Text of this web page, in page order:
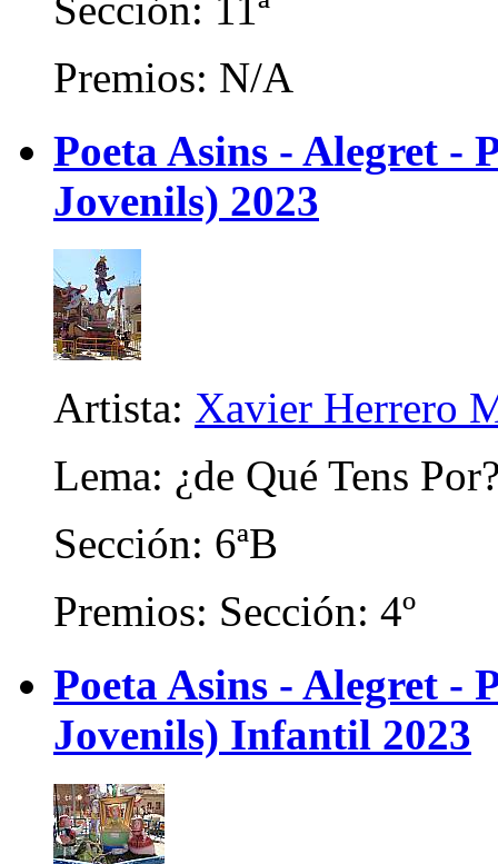
Premios: N/A
Poeta Asins - Alegret -
Jovenils) 2023
Artista: Xavier Herrero
Lema: ¿de Qué Tens
Sección: 6ªB
Premios: Sección: 4º
Poeta Asins - Alegret -
Jovenils) Infantil 2023